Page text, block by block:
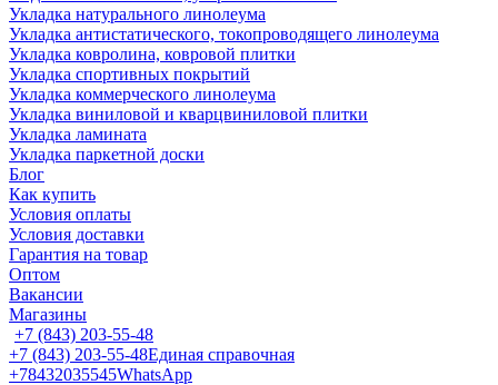
Укладка натурального линолеума
Укладка антистатического, токопроводящего линолеума
Укладка ковролина, ковровой плитки
Укладка спортивных покрытий
Укладка коммерческого линолеума
Укладка виниловой и кварцвиниловой плитки
Укладка ламината
Укладка паркетной доски
Блог
Как купить
Условия оплаты
Условия доставки
Гарантия на товар
Оптом
Вакансии
Магазины
+7 (843) 203-55-48
+7 (843) 203-55-48Единая справочная
+78432035545WhatsApp